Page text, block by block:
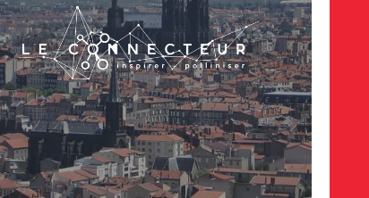
Accompagnement à la mise en place du site
vitrine du Connecteur via Fichier Google Sheet.
Le Connecteur, premier média pour le